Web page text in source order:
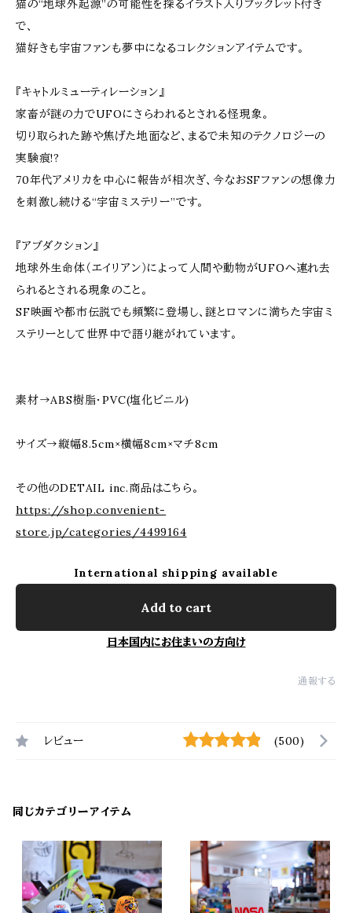
猫の“地球外起源”の可能性を探るイラスト入りブックレット付き
で、
猫好きも宇宙ファンも夢中になるコレクションアイテムです。
『キャトルミューティレーション』
家畜が謎の力でUFOにさらわれるとされる怪現象。
切り取られた跡や焦げた地面など、まるで未知のテクノロジーの
実験痕!?
70年代アメリカを中心に報告が相次ぎ、今なおSFファンの想像力
を刺激し続ける“宇宙ミステリー”です。
『アブダクション』
地球外生命体（エイリアン）によって人間や動物がUFOへ連れ去
られるとされる現象のこと。
SF映画や都市伝説でも頻繁に登場し、謎とロマンに満ちた宇宙ミ
ステリーとして世界中で語り継がれています。
素材→ABS樹脂・PVC(塩化ビニル)
サイズ→縦幅8.5cm×横幅8cm×マチ8cm
その他のDETAIL inc.商品はこちら。
https://shop.convenient-
store.jp/categories/4499164
International shipping available
Add to cart
日本国内にお住まいの方向け
通報する
レビュー (500)
同じカテゴリーアイテム